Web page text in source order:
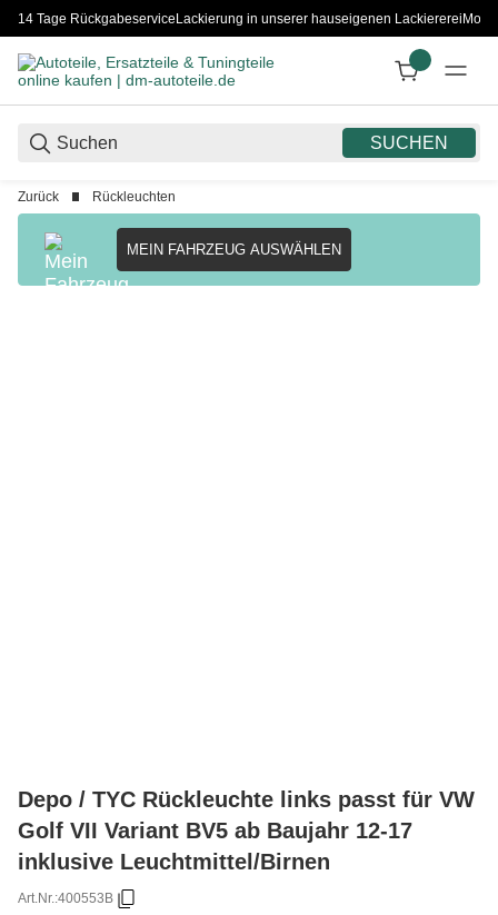
14 Tage RückgabeserviceLackierung in unserer hauseigenen Lackiererei
SUCHEN
Zurück Rückleuchten
MEIN FAHRZEUG AUSWÄHLEN
Depo / TYC Rückleuchte links passt für VW
Golf VII Variant BV5 ab Baujahr 12-17
inklusive Leuchtmittel/Birnen
Art.Nr.:400553B